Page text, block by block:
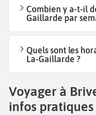
Combien y a-t-il
Gaillarde par
Quels sont les
La-Gaillarde ?
Voyager à
infos pratiques